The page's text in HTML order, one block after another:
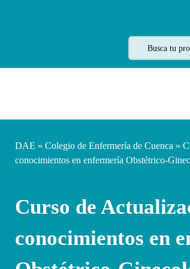
DAE » Colegio de Enfermería de Cuenca »
conocimientos en enfermería Obstétrico-
Curso de
conocimientos en